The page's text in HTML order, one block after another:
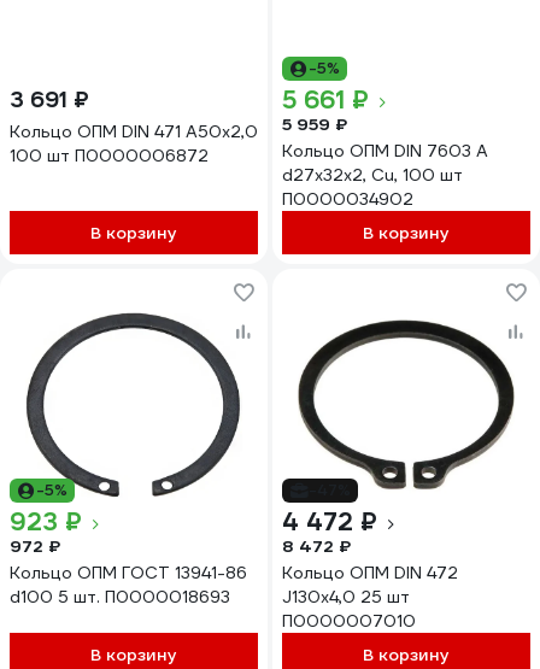
3 691 ₽
Кольцо ОПМ DIN 471 А50x2,0
100 шт П0000006872
В корзину
-5%
5 661 ₽
5 959 ₽
Кольцо ОПМ DIN 7603 A
d27x32x2, Cu, 100 шт
П0000034902
В корзину
-5%
923 ₽
972 ₽
Кольцо ОПМ ГОСТ 13941-86
d100 5 шт. П0000018693
В корзину
4 472 ₽
8 472 ₽
Кольцо ОПМ DIN 472
J130x4,0 25 шт
П0000007010
В корзину